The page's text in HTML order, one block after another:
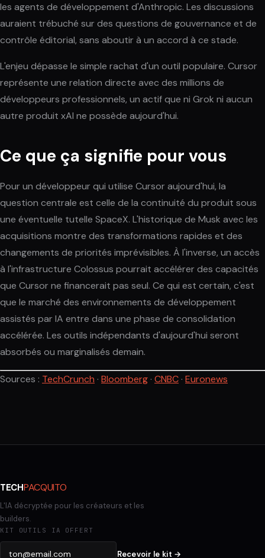
les agents de développement d'Anthropic. Les discussions
auraient trébuché sur des questions de gouvernance et de
contrôle éditorial, sans aboutir à un accord à ce stade.
L'enjeu dépasse le simple rachat d'un outil populaire. Cursor
représente une relation directe avec des millions de
développeurs professionnels, un actif que ni Grok ni aucun
autre produit xAI ne possède aujourd'hui.
Ce que ça signifie pour vous
Pour un développeur qui utilise Cursor aujourd'hui, la
question centrale est celle de la continuité du produit sous
une éventuelle tutelle SpaceX. L'historique de Musk avec les
acquisitions montre des transformations rapides et des
changements de priorités imprévisibles. À l'inverse, un accès
à l'infrastructure Colossus pourrait accélérer des capacités
que Cursor ne financerait pas seul. Ce qui est certain, c'est
que le marché des environnements de développement
assistés par IA entre dans une phase de consolidation
accélérée. Les outils indépendants d'aujourd'hui seront
absorbés ou marginalisés demain.
Sources : TechCrunch · Bloomberg · CNBC · Euronews
TECHPACQUITO
L'IA décryptée pour les créateurs et les
builders.
KIT OUTILS IA OFFERT
Recevoir le kit →